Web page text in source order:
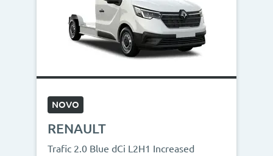
NOVO
RENAULT
Trafic 2.0 Blue dCi L2H1 Increased